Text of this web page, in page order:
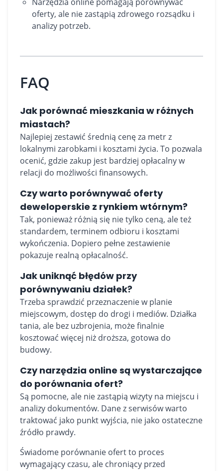
oferty, ale nie zastąpią zdrowego rozsądku i
analizy potrzeb.
FAQ
Jak porównać mieszkania w różnych
miastach?
Najlepiej zestawić średnią cenę za metr z
lokalnymi zarobkami i kosztami życia. To pozwala
ocenić, gdzie zakup jest bardziej opłacalny w
relacji do możliwości finansowych.
Czy warto porównywać oferty
deweloperskie z rynkiem wtórnym?
Tak, ponieważ różnią się nie tylko ceną, ale też
standardem, terminem odbioru i kosztami
wykończenia. Dopiero pełne zestawienie
pokazuje realną opłacalność.
Jak uniknąć błędów przy
porównywaniu działek?
Trzeba sprawdzić przeznaczenie w planie
miejscowym, dostęp do drogi i mediów. Działka
tania, ale bez uzbrojenia, może finalnie
kosztować więcej niż droższa, gotowa do
budowy.
Czy narzędzia online są wystarczające
do porównania ofert?
Są pomocne, ale nie zastąpią wizyty na miejscu i
analizy dokumentów. Dane z serwisów warto
traktować jako punkt wyjścia, nie jako ostateczne
źródło prawdy.
Świadome porównanie ofert to proces
wymagający czasu, ale chroniący przed